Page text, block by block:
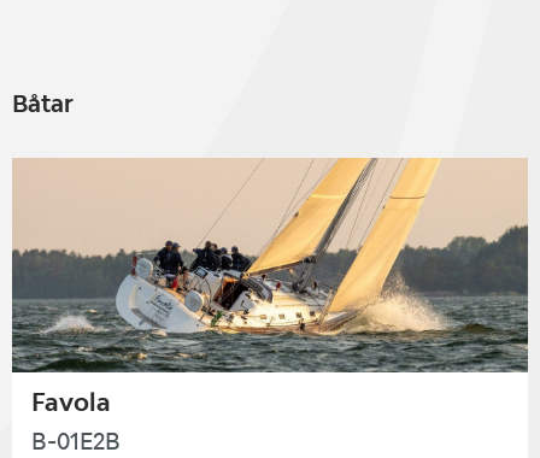
Båtar
Favola
B-01E2B